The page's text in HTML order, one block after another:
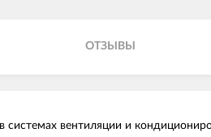
ОТЗЫВЫ
вентиляции и